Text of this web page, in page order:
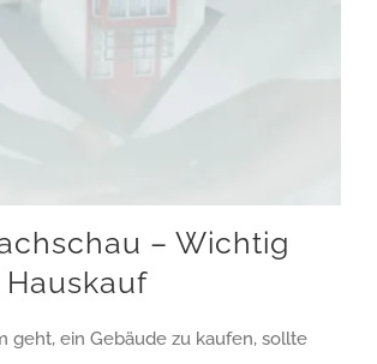
– Wichtig
geht, ein Gebäude zu kaufen, sollte